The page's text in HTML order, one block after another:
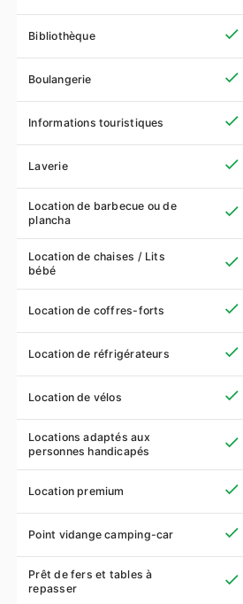
Bibliothèque
Boulangerie
Informations touristiques
Laverie
Location de barbecue ou de
plancha
Location de chaises / Lits
bébé
Location de coffres-forts
Location de réfrigérateurs
Location de vélos
Locations adaptés aux
personnes handicapés
Location premium
Point vidange camping-car
Prêt de fers et tables à
repasser